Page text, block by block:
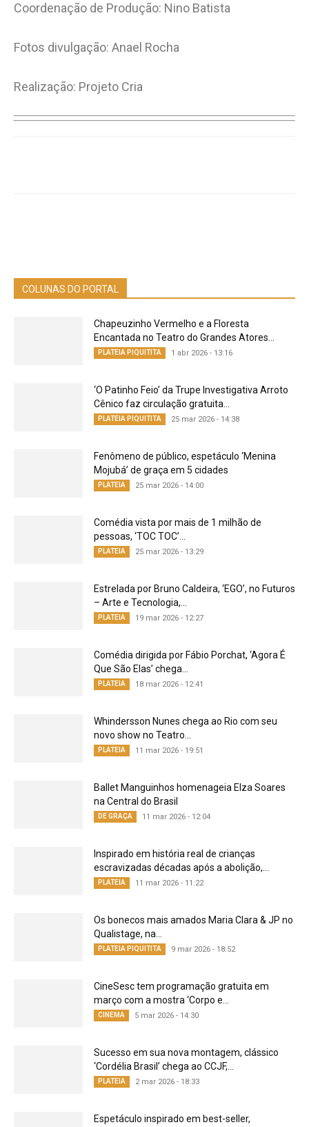
Coordenação de Produção: Nino Batista
Fotos divulgação: Anael Rocha
Realização: Projeto Cria
COLUNAS DO PORTAL
Chapeuzinho Vermelho e a Floresta
Encantada no Teatro do Grandes Atores...
PLATEIA PIQUITITA 1 abr 2026 - 13:16
‘O Patinho Feio’ da Trupe Investigativa Arroto
Cênico faz circulação gratuita...
PLATEIA PIQUITITA 25 mar 2026 - 14:38
Fenômeno de público, espetáculo ‘Menina
Mojubá’ de graça em 5 cidades
PLATEIA 25 mar 2026 - 14:00
Comédia vista por mais de 1 milhão de
pessoas, ‘TOC TOC’...
PLATEIA 25 mar 2026 - 13:29
Estrelada por Bruno Caldeira, ‘EGO’, no Futuros
– Arte e Tecnologia,...
PLATEIA 19 mar 2026 - 12:27
Comédia dirigida por Fábio Porchat, ‘Agora É
Que São Elas’ chega...
PLATEIA 18 mar 2026 - 12:41
Whindersson Nunes chega ao Rio com seu
novo show no Teatro...
PLATEIA 11 mar 2026 - 19:51
Ballet Manguinhos homenageia Elza Soares
na Central do Brasil
DE GRAÇA 11 mar 2026 - 12:04
Inspirado em história real de crianças
escravizadas décadas após a abolição,...
PLATEIA 11 mar 2026 - 11:22
Os bonecos mais amados Maria Clara & JP no
Qualistage, na...
PLATEIA PIQUITITA 9 mar 2026 - 18:52
CineSesc tem programação gratuita em
março com a mostra ‘Corpo e...
CINEMA 5 mar 2026 - 14:30
Sucesso em sua nova montagem, clássico
‘Cordélia Brasil’ chega ao CCJF,...
PLATEIA 2 mar 2026 - 18:33
Espetáculo inspirado em best-seller,